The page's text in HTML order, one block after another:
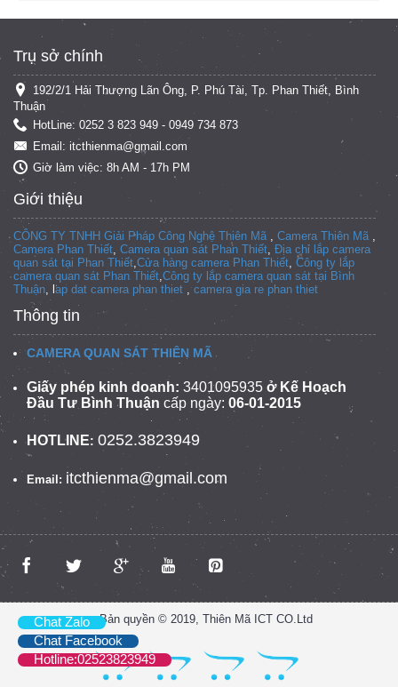
Trụ sở chính
192/2/1 Hải Thượng Lãn Ông, P. Phú Tài, Tp. Phan Thiết, Bình
Thuận
HotLine: 0252 3 823 949 - 0949 734 873
Email: itcthienma@gmail.com
Giờ làm việc: 8h AM - 17h PM
Giới thiệu
CÔNG TY TNHH Giải Pháp Công Nghệ Thiên Mã , Camera Thiên Mã ,
Camera Phan Thiết, Camera quan sát Phan Thiết, Địa chỉ lắp camera
quan sát tại Phan Thiết,Cửa hàng camera Phan Thiết, Công ty lắp
camera quan sát Phan Thiết,Công ty lắp camera quan sát tại Bình
Thuận, l ap dat camera phan thiet , camera gia re phan thiet
Thông tin
CAMERA QUAN SÁT THIÊN MÃ
Giấy phép kinh doanh: 3401095935 ở Kế Hoạch
Đầu Tư Bình Thuận cấp ngày: 06-01-2015
HOTLINE: 0252.3823949
Email: itcthienma@gmail.com
Bản quyền © 2019, Thiên Mã ICT CO.Ltd
Chat Zalo
Chat Facebook
Hotline:02523823949